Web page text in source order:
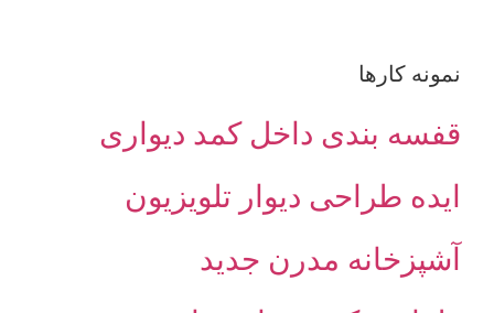
نمونه کارها
قفسه بندی داخل کمد دیواری
ایده طراحی دیوار تلویزیون
آشپزخانه مدرن جدید